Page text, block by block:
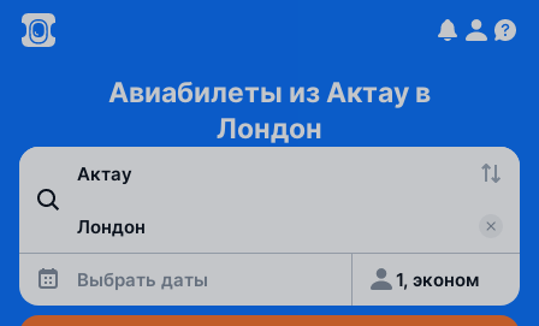
Авиабилеты из Актау в
Лондон
Выбрать даты 1, эконом